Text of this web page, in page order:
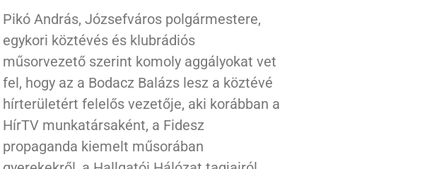
Pikó András, Józsefváros polgármestere,
egykori köztévés és klubrádiós
műsorvezető szerint komoly aggályokat vet
fel, hogy az a Bodacz Balázs lesz a köztévé
hírterületért felelős vezetője, aki korábban a
HírTV munkatársaként, a Fidesz
propaganda kiemelt műsorában